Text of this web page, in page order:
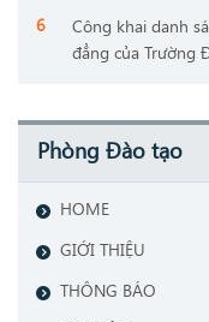
Công khai danh
đẳng của Trường
Phòng Đào tạo
HOME
GIỚI THIỆU
THÔNG BÁO